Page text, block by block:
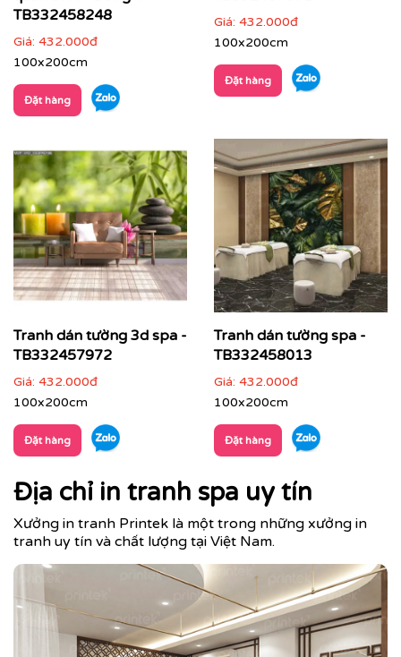
TB332458248
Giá: 432.000đ
100x200cm
Đặt hàng
Giá: 432.000đ
100x200cm
Đặt hàng
Tranh dán tường 3d spa -
TB332457972
Giá: 432.000đ
100x200cm
Đặt hàng
Tranh dán tường spa -
TB332458013
Giá: 432.000đ
100x200cm
Đặt hàng
Địa chỉ in tranh spa uy tín
Xưởng in tranh Printek là một trong những xưởng in
tranh uy tín và chất lượng tại Việt Nam.